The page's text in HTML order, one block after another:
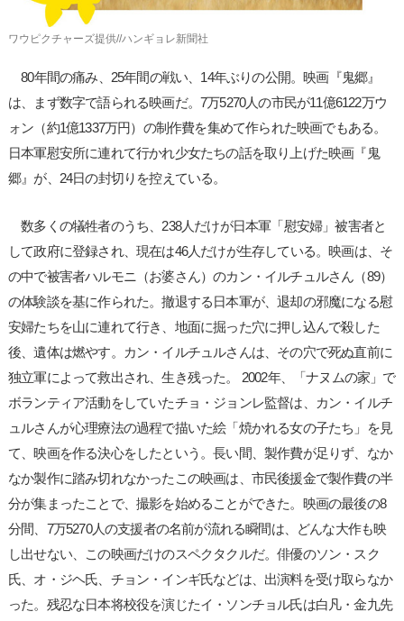
ワウピクチャーズ提供//ハンギョレ新聞社
80年間の痛み、25年間の戦い、14年ぶりの公開。映画『鬼郷』
は、まず数字で語られる映画だ。7万5270人の市民が11億6122万ウ
ォン（約1億1337万円）の制作費を集めて作られた映画でもある。
日本軍慰安所に連れて行かれ少女たちの話を取り上げた映画『鬼
郷』が、24日の封切りを控えている。
数多くの犠牲者のうち、238人だけが日本軍「慰安婦」被害者と
して政府に登録され、現在は46人だけが生存している。映画は、そ
の中で被害者ハルモニ（お婆さん）のカン・イルチュルさん（89）
の体験談を基に作られた。撤退する日本軍が、退却の邪魔になる慰
安婦たちを山に連れて行き、地面に掘った穴に押し込んで殺した
後、遺体は燃やす。カン・イルチュルさんは、その穴で死ぬ直前に
独立軍によって救出され、生き残った。 2002年、「ナヌムの家」で
ボランティア活動をしていたチョ・ジョンレ監督は、カン・イルチ
ュルさんが心理療法の過程で描いた絵「焼かれる女の子たち」を見
て、映画を作る決心をしたという。長い間、製作費が足りず、なか
なか製作に踏み切れなかったこの映画は、市民後援金で製作費の半
分が集まったことで、撮影を始めることができた。映画の最後の8
分間、7万5270人の支援者の名前が流れる瞬間は、どんな大作も映
し出せない、この映画だけのスペクタクルだ。俳優のソン・スク
氏、オ・ジヘ氏、チョン・インギ氏などは、出演料を受け取らなか
った。残忍な日本将校役を演じたイ・ソンチョル氏は白凡・金九先